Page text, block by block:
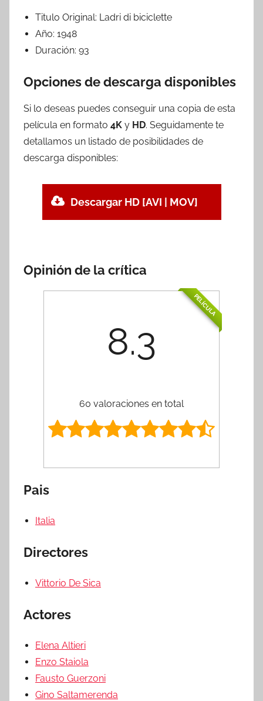
Titulo Original: Ladri di biciclette
Año: 1948
Duración: 93
Opciones de descarga disponibles
Si lo deseas puedes conseguir una copia de esta
película en formato 4K y HD. Seguidamente te
detallamos un listado de posibilidades de
descarga disponibles:
Descargar HD [AVI | MOV]
Opinión de la crítica
PELÍCULA
8.3
60 valoraciones en total
Pais
Italia
Directores
Vittorio De Sica
Actores
Elena Altieri
Enzo Staiola
Fausto Guerzoni
Gino Saltamerenda